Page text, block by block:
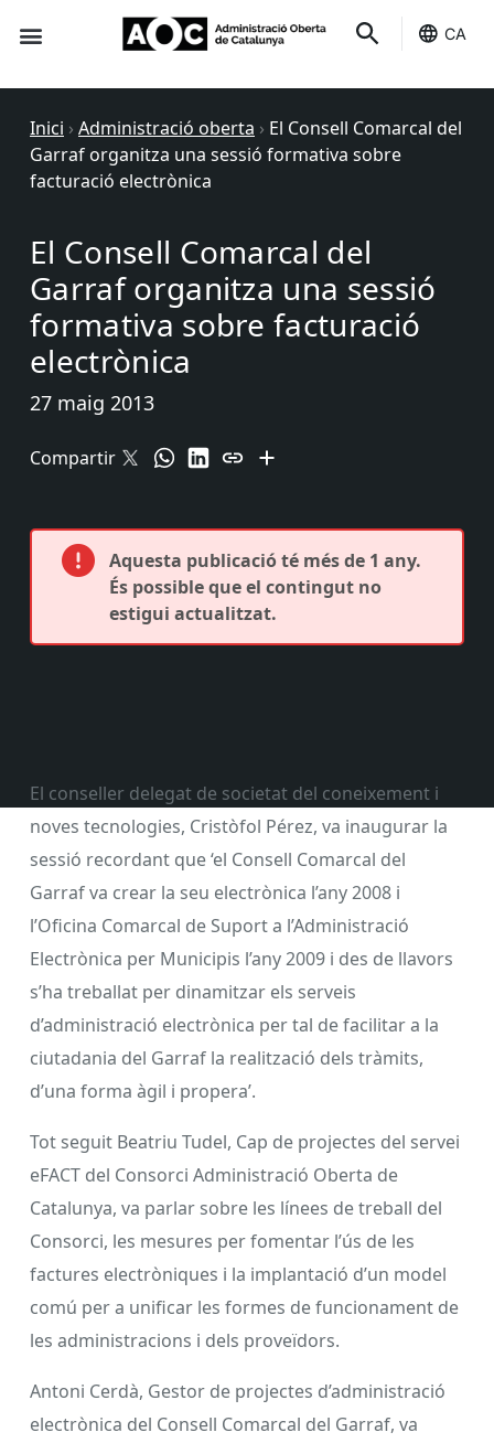
CA
Inici › Administració oberta › El Consell Comarcal del
Garraf organitza una sessió formativa sobre
facturació electrònica
El Consell Comarcal del
Garraf organitza una sessió
formativa sobre facturació
electrònica
27 maig 2013
Compartir
Aquesta publicació té més de 1 any.
És possible que el contingut no
estigui actualitzat.
El conseller delegat de societat del coneixement i
noves tecnologies, Cristòfol Pérez, va inaugurar la
sessió recordant que ‘el Consell Comarcal del
Garraf va crear la seu electrònica l’any 2008 i
l’Oficina Comarcal de Suport a l’Administració
Electrònica per Municipis l’any 2009 i des de llavors
s’ha treballat per dinamitzar els serveis
d’administració electrònica per tal de facilitar a la
ciutadania del Garraf la realització dels tràmits,
d’una forma àgil i propera’.
Tot seguit Beatriu Tudel, Cap de projectes del servei
eFACT del Consorci Administració Oberta de
Catalunya, va parlar sobre les línees de treball del
Consorci, les mesures per fomentar l’ús de les
factures electròniques i la implantació d’un model
comú per a unificar les formes de funcionament de
les administracions i dels proveïdors.
Antoni Cerdà, Gestor de projectes d’administració
electrònica del Consell Comarcal del Garraf, va